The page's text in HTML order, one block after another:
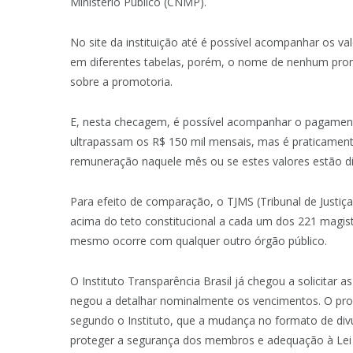
No site da instituição até é possível acompanhar os
em diferentes tabelas, porém, o nome de nenhum
sobre a promotoria.
E, nesta checagem, é possível acompanhar o
ultrapassam os R$ 150 mil mensais, mas é
remuneração naquele mês ou se estes valores estão
Para efeito de comparação, o TJMS (Tribunal de
acima do teto constitucional a cada um dos 221
mesmo ocorre com qualquer outro órgão público.
O Instituto Transparência Brasil já chegou a solicitar
negou a detalhar nominalmente os vencimentos. O
segundo o Instituto, que a mudança no formato de
proteger a segurança dos membros e adequação à